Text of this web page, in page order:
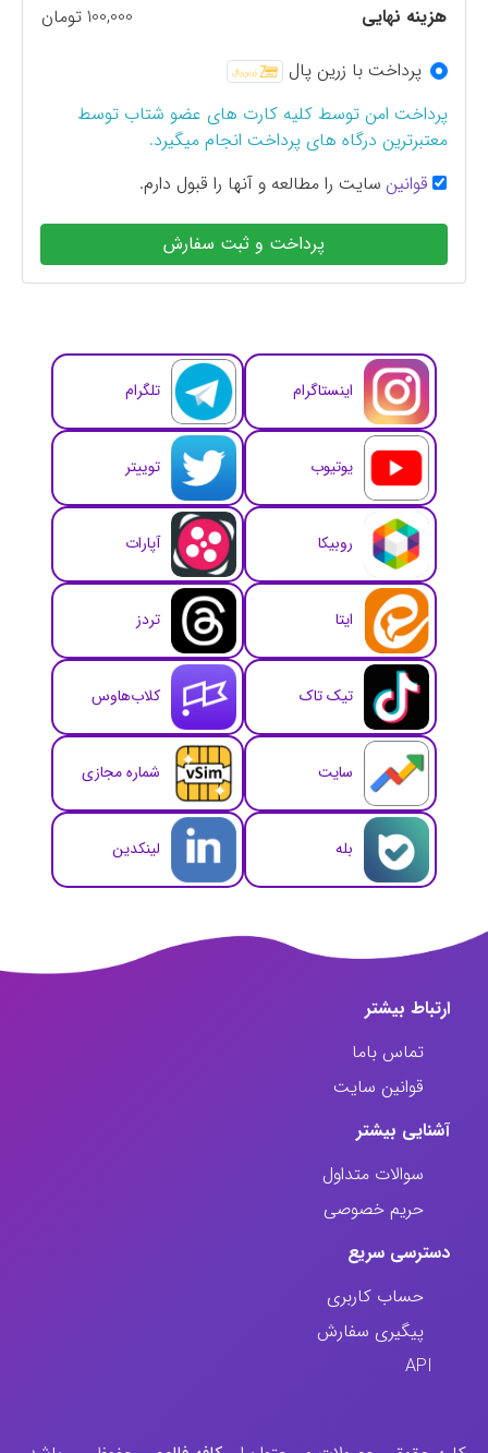
هزینه نهایی
100,000 تومان
پرداخت با زرین پال
پرداخت امن توسط کلیه کارت های عضو شتاب توسط
معتبرترین درگاه های پرداخت انجام میگیرد.
قوانین سایت را مطالعه و آنها را قبول دارم.
پرداخت و ثبت سفارش
اینستاگرام تلگرام
یوتیوب توییتر
روبیکا آپارات
ایتا تردز
تیک تاک کلاب‌هاوس
سایت شماره مجازی
بله لینکدین
ارتباط‌ بیشتر
تماس باما
قوانین سایت
آشنایی بیشتر
سوالات متداول
حریم خصوصی
دسترسی سریع
حساب کاربری
پیگیری سفارش
API